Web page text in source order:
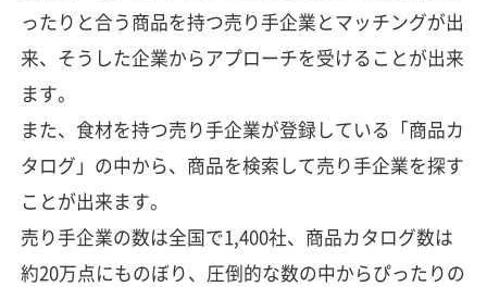
ったりと合う商品を持つ売り手企業とマッチングが出
来、そうした企業からアプローチを受けることが出来
ます。
また、食材を持つ売り手企業が登録している「商品カ
タログ」の中から、商品を検索して売り手企業を探す
ことが出来ます。
売り手企業の数は全国で1,400社、商品カタログ数は
約20万点にものぼり、圧倒的な数の中からぴったりの